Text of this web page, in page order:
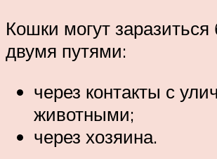
Кошки могут
двумя путями:
через контакты с
животными;
через хозяина.